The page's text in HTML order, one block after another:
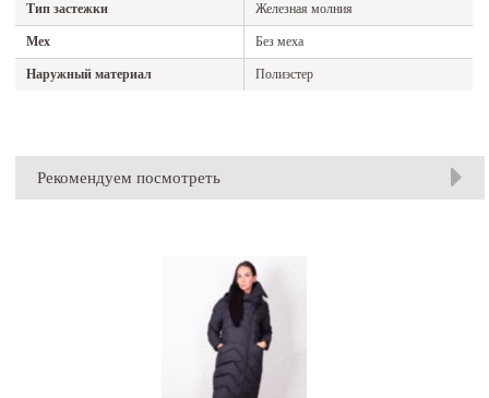
Тип застежки Железная молния
Мех Без меха
Наружный материал Полиэстер
Рекомендуем посмотреть